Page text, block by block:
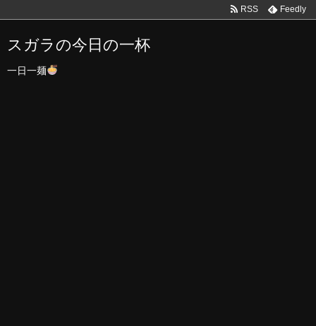
スガラの今日の一杯
一日一麺
RSS Feedly